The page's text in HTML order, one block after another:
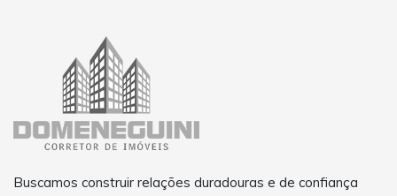
Buscamos construir relações duradouras e de confiança